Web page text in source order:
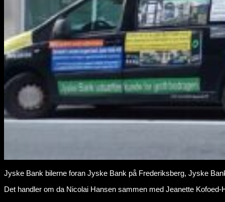
Jyske Bank bilerne foran Jyske Bank på Frederiksberg, Jyske
Det handler om da Nicolai Hansen sammen med Jeanette